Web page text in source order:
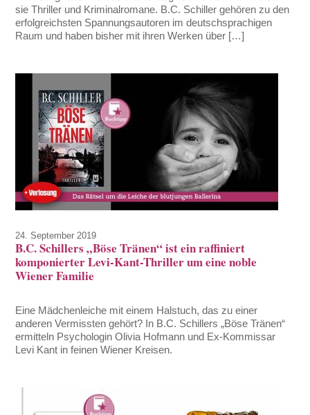
sie Thriller und Kriminalromane. B.C. Schiller gehören zu den
erfolgreichsten Spannungsautoren im deutschsprachigen
Raum und haben bisher mit ihren Werken über […]
24. September 2019
B.C. Schillers „Böse Tränen“ ist ein raffiniert
komponierter Levi-Kant-Thriller um eine noble
Wiener Familie
Eine Mädchenleiche mit einem Halstuch, das zu einer
anderen Vermissten gehört? In B.C. Schillers „Böse Tränen“
ermitteln Psychologin Olivia Hofmann und Ex-Kommissar
Levi Kant in feinen Wiener Kreisen.